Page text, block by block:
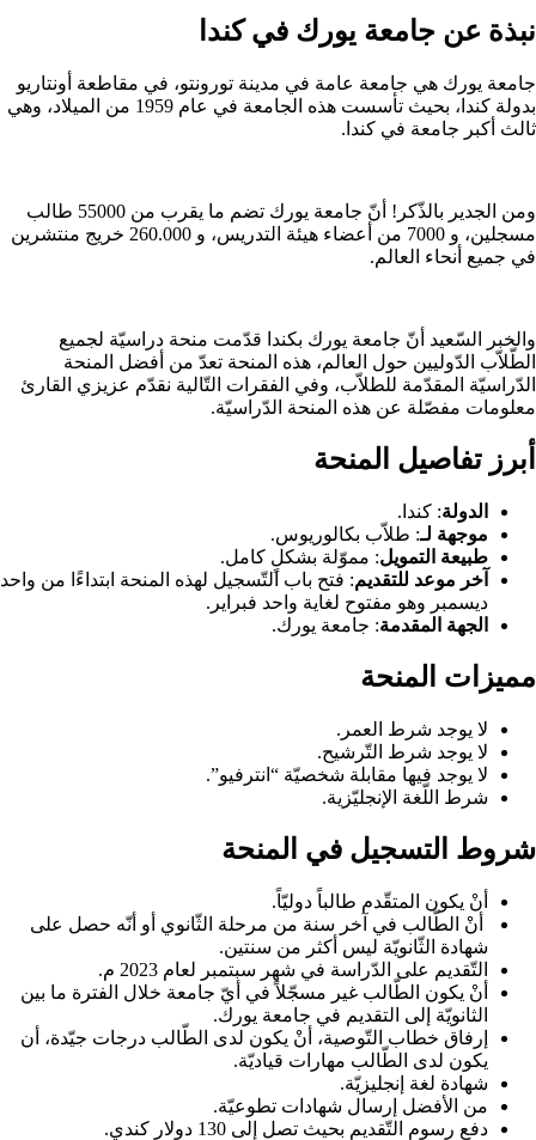
نبذة عن جامعة يورك في كندا
جامعة يورك هي جامعة عامة في مدينة تورونتو، في مقاطعة أونتاريو
بدولة كندا، بحيث تأسست هذه الجامعة في عام 1959 من الميلاد، وهي
ثالث أكبر جامعة في كندا.
ومن الجدير بالذّكر! أنّ جامعة يورك تضم ما يقرب من 55000 طالب
مسجلين، و 7000 من أعضاء هيئة التدريس، و 260.000 خريج منتشرين
في جميع أنحاء العالم.
والخبر السّعيد أنّ جامعة يورك بكندا قدّمت منحة دراسيّة لجميع
الطّلاّب الدّوليين حول العالم، هذه المنحة تعدّ من أفضل المنحة
الدّراسيّة المقدّمة للطلاّب، وفي الفقرات التّالية نقدّم عزيزي القارئ
معلومات مفصّلة عن هذه المنحة الدّراسيّة.
أبرز تفاصيل المنحة
الدولة: كندا.
موجهة لـ: طلاّب بكالوريوس.
طبيعة التمويل: مموّلة بشكلٍ كامل.
آخر موعد للتقديم: فتح باب التّسجيل لهذه المنحة ابتداءًا من واحد
ديسمبر وهو مفتوح لغاية واحد فبراير.
الجهة المقدمة: جامعة يورك.
مميزات المنحة
لا يوجد شرط العمر.
لا يوجد شرط التّرشيح.
لا يوجد فيها مقابلة شخصيّة “انترفيو”.
شرط اللّغة الإنجليّزية.
شروط التسجيل في المنحة
أنْ يكون المتقّدم طالباً دوليّاً.
أنْ الطّالب في آخر سنة من مرحلة الثّانوي أو أنّه حصل على
شهادة الثّانويّة ليس أكثر من سنتين.
التّقديم على الدّراسة في شهر سبتمبر لعام 2023 م.
أنْ يكون الطّالب غير مسجّلاً في أيّ جامعة خلال الفترة ما بين
الثانويّة إلى التقديم في جامعة يورك.
إرفاق خطاب التّوصية، أنْ يكون لدى الطّالب درجات جيّدة، أن
يكون لدى الطّالب مهارات قياديّة.
شهادة لغة إنجليزيّة.
من الأفضل إرسال شهادات تطوعيّة.
دفع رسوم التّقديم بحيث تصل إلى 130 دولار كندي.